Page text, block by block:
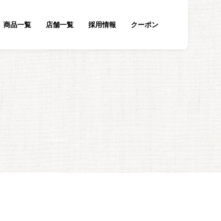
商品一覧 店舗一覧 採用情報 クーポン